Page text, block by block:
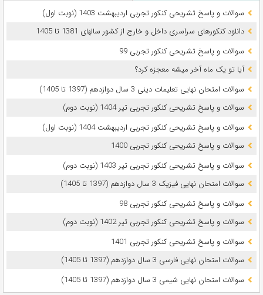
سوالات و پاسخ تشریحی کنکور تجربی اردیبهشت 1403 (نوبت اول)
دانلود کنکورهای سراسری داخل و خارج از کشور سالهای 1381 تا 1405
سوالات و پاسخ تشریحی کنکور تجربی 99
آیا تو یک ماه آخر میشه معجزه کرد؟
سوالات امتحان نهایی تعلیمات دینی 3 سال دوازدهم (1397 تا 1405)
سوالات و پاسخ تشریحی کنکور تجربی تیر 1404 (نوبت دوم)
سوالات و پاسخ تشریحی کنکور تجربی اردیبهشت 1404 (نوبت اول)
سوالات و پاسخ تشریحی کنکور تجربی 1400
سوالات و پاسخ تشریحی کنکور تجربی تیر 1403 (نوبت دوم)
سوالات امتحان نهایی فیزیک 3 سال دوازدهم (1397 تا 1405)
سوالات و پاسخ تشریحی کنکور تجربی 98
سوالات و پاسخ تشریحی کنکور تجربی تیر 1402 (نوبت دوم)
سوالات و پاسخ تشریحی کنکور تجربی 1401
سوالات امتحان نهایی فارسی 3 سال دوازدهم (1397 تا 1405)
سوالات امتحان نهایی شیمی 3 سال دوازدهم (1397 تا 1405)